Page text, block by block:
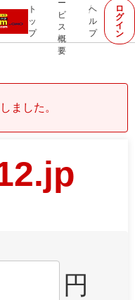
ト
ッ
プ
ー
ビ
ス
概
要
ヘ
ル
プ
ロ
グ
イ
ン
ました。
円